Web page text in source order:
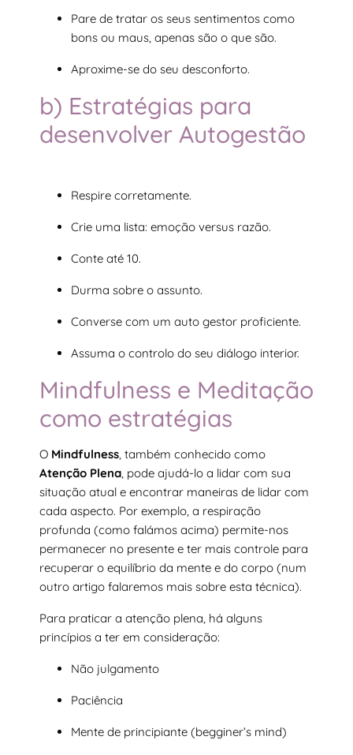
Pare de tratar os seus sentimentos como
bons ou maus, apenas são o que são.
Aproxime-se do seu desconforto.
b) Estratégias para
desenvolver Autogestão
Respire corretamente.
Crie uma lista: emoção versus razão.
Conte até 10.
Durma sobre o assunto.
Converse com um auto gestor proficiente.
Assuma o controlo do seu diálogo interior.
Mindfulness e Meditação
como estratégias
O Mindfulness, também conhecido como
Atenção Plena, pode ajudá-lo a lidar com sua
situação atual e encontrar maneiras de lidar com
cada aspecto. Por exemplo, a respiração
profunda (como falámos acima) permite-nos
permanecer no presente e ter mais controle para
recuperar o equilíbrio da mente e do corpo (num
outro artigo falaremos mais sobre esta técnica).
Para praticar a atenção plena, há alguns
princípios a ter em consideração:
Não julgamento
Paciência
Mente de principiante (begginer’s mind)